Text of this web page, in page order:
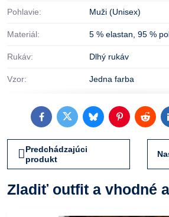
Pohlavie: Muži (Unisex)
Materiál: 5 % elastan 95 %
Rukáv: Dlhý rukáv
Vzor: Jedna farba
FacebookTwitterBlueskyPinterestReddit
Predchádzajúci
produkt
Zladiť outfit a vhodné